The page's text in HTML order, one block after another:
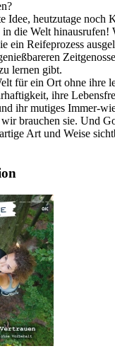
Idee, heutzutage noch
in die Welt
ein Reifeprozess
lernen gibt.
für ein Ort ohne ihre
ihre
ihr mutiges Immer-
brauchen sie. Und
Art und Weise